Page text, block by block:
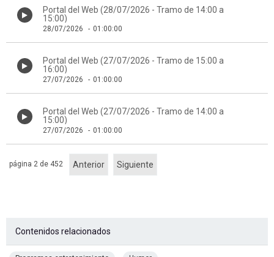
Portal del Web (28/07/2026 - Tramo de 14:00 a
15:00)
28/07/2026 - 01:00:00
Portal del Web (27/07/2026 - Tramo de 15:00 a
16:00)
27/07/2026 - 01:00:00
Portal del Web (27/07/2026 - Tramo de 14:00 a
15:00)
27/07/2026 - 01:00:00
Anterior Siguiente
página 2 de 452
Contenidos relacionados